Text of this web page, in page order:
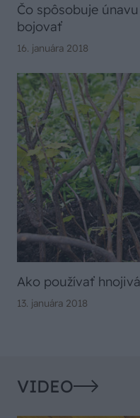
Čo spôsobuje
bojovať
16. januára 2018
Ako používať hnojivá
13. januára 2018
VIDEO